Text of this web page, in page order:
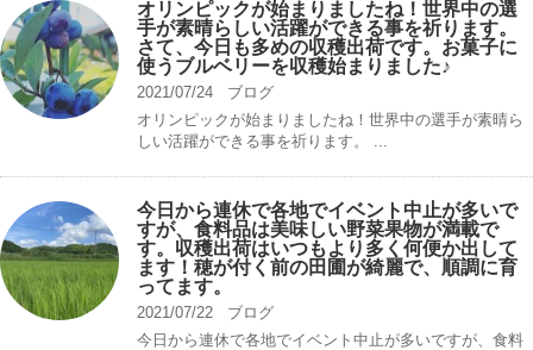
オリンピックが始まりましたね！世界中の選
手が素晴らしい活躍ができる事を祈ります。
さて、今日も多めの収穫出荷です。お菓子に
使うブルベリーを収穫始まりました♪
2021/07/24
ブログ
オリンピックが始まりましたね！世界中の選手が素晴ら
しい活躍ができる事を祈ります。 ...
今日から連休で各地でイベント中止が多いで
すが、食料品は美味しい野菜果物が満載で
す。収穫出荷はいつもより多く何便か出して
ます！穂が付く前の田圃が綺麗で、順調に育
ってます。
2021/07/22
ブログ
今日から連休で各地でイベント中止が多いですが、食料